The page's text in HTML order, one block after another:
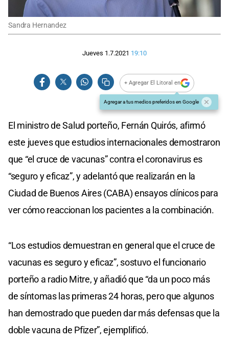
Sandra Hernandez
Jueves 1.7.2021 19:10
+ Agregar El Litoral en
Agregar a tus medios preferidos en Google
El ministro de Salud porteño, Fernán Quirós, afirmó
este jueves que estudios internacionales demostraron
que “el cruce de vacunas” contra el coronavirus es
“seguro y eficaz”, y adelantó que realizarán en la
Ciudad de Buenos Aires (CABA) ensayos clínicos para
ver cómo reaccionan los pacientes a la combinación.
“Los estudios demuestran en general que el cruce de
vacunas es seguro y eficaz”, sostuvo el funcionario
porteño a radio Mitre, y añadió que “da un poco más
de síntomas las primeras 24 horas, pero que algunos
han demostrado que pueden dar más defensas que la
doble vacuna de Pfizer”, ejemplificó.